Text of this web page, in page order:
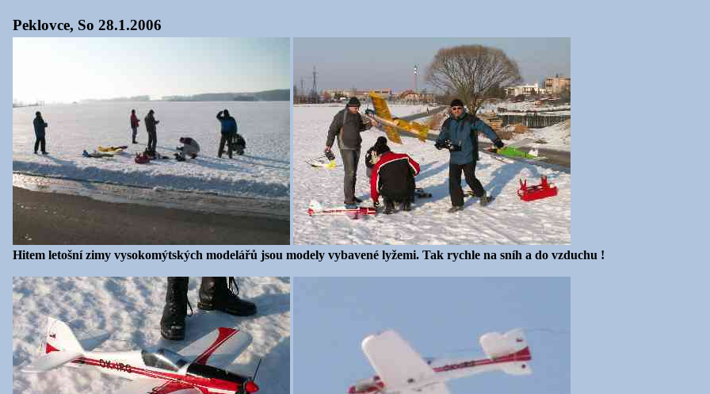
Peklovce, So 28.1.2006
Hitem letošní zimy vysokomýtských modelářů jsou modely vybavené lyžemi. Tak rychle na sníh a do vzduchu !